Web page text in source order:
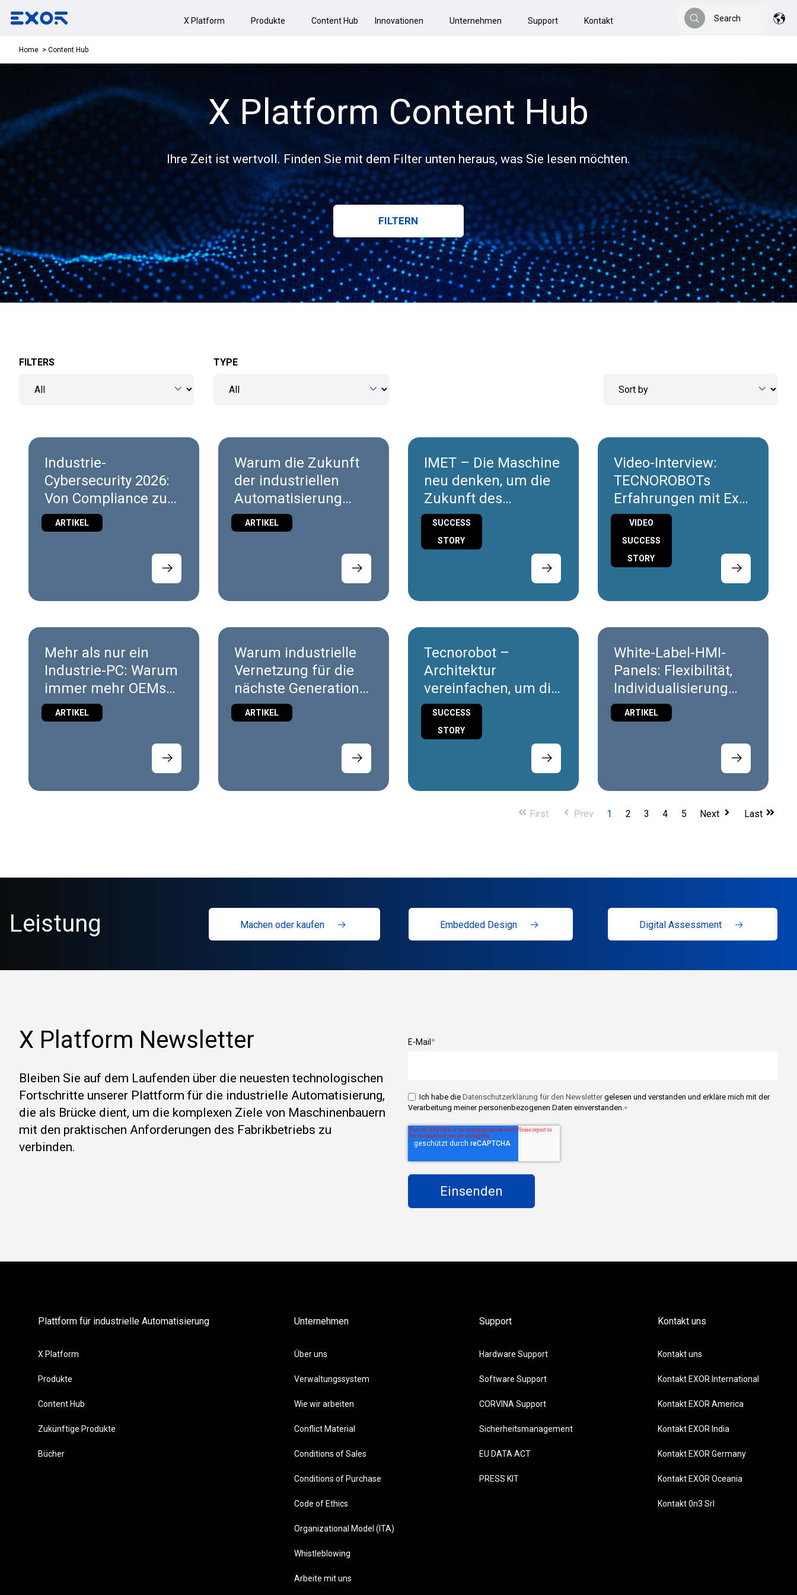
X Platform Produkte Content Hub Innovationen Unternehmen Support Kontakt
Search
Search
Home Content Hub
X Platform Content Hub
Ihre Zeit ist wertvoll. Finden Sie mit dem Filter unten heraus, was Sie lesen möchten.
FILTERN
FILTERS TYPE
Industrie-
Cybersecurity 2026:
Von Compliance zu
Lebenszyklus
ARTIKEL
Warum die Zukunft
der industriellen
Automatisierung
zunehmend
softwaregesteuert ist
ARTIKEL
IMET – Die Maschine
neu denken, um die
Zukunft des
Produkts zu
gestalten
SUCCESS
STORY
Video-Interview:
TECNOROBOTs
Erfahrungen mit Exor
International
VIDEO
SUCCESS
STORY
Mehr als nur ein
Industrie-PC: Warum
immer mehr OEMs
die
Maschinenarchitektu
r neu überdenken
ARTIKEL
Warum industrielle
Vernetzung für die
nächste Generation
mobiler
Energieplattformen
ARTIKEL
Tecnorobot –
Architektur
vereinfachen, um die
Zukunft der
Maschinen zu
gestalten
SUCCESS
STORY
White-Label-HMI-
Panels: Flexibilität,
Individualisierung
und Markenkontrolle
ARTIKEL
First Prev 1 2 3 4 5 Next Last
Leistung Machen oder kaufen Embedded Design Digital Assessment
X Platform Newsletter
Bleiben Sie auf dem Laufenden über die neuesten technologischen
Fortschritte unserer Plattform für die industrielle Automatisierung,
die als Brücke dient, um die komplexen Ziele von Maschinenbauern
mit den praktischen Anforderungen des Fabrikbetriebs zu
verbinden.
E-Mail*
Ich habe die Datenschutzerklärung für den Newslettergelesen und verstanden und erkläre mich mit der
Verarbeitung meiner personenbezogenen Daten einverstanden.*
Plattform für industrielle Automatisierung
X Platform
Produkte
Content Hub
Zukünftige Produkte
Bücher
Unternehmen
Über uns
Verwaltungssystem
Wie wir arbeiten
Conflict Material
Conditions of Sales
Conditions of Purchase
Code of Ethics
Organizational Model (ITA)
Whistleblowing
Arbeite mit uns
Support
Hardware Support
Software Support
CORVINA Support
Sicherheitsmanagement
EU DATA ACT
PRESS KIT
Kontakt uns
Kontakt uns
Kontakt EXOR International
Kontakt EXOR America
Kontakt EXOR India
Kontakt EXOR Germany
Kontakt EXOR Oceania
Kontakt 0n3 Srl